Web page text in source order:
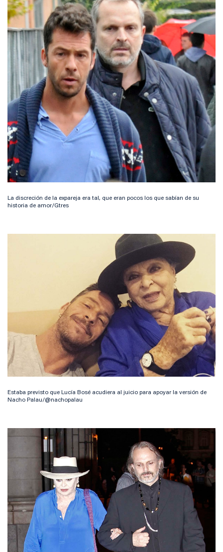
La discreción de la expareja era tal, que eran pocos los que sabían de su
historia de amor/Gtres
Estaba previsto que Lucía Bosé acudiera al juicio para apoyar la versión de
Nacho Palau/@nachopalau